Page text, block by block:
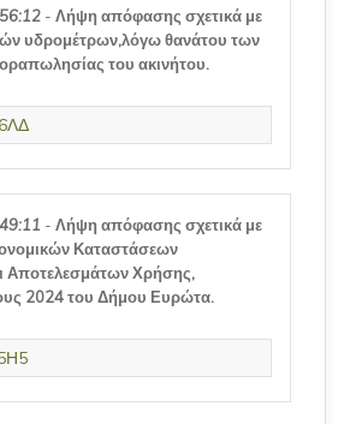
- Λήψη απόφασης σχετικά με
υδρομέτρων,λόγω θανάτου των
του ακινήτου.
- Λήψη απόφασης σχετικά με
Καταστάσεων
Αποτελεσμάτων Χρήσης,
2024 του Δήμου Ευρώτα.